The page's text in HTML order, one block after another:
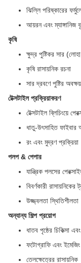
ঝিল্লি পরিষ্কারের
আয়রন এবং ম্যাঙ্গানিজ
কৃষি
ক্ষুদ্র পুষ্টিকর সার
কৃষি রাসায়নিক রচনা
সার দ্রবণে পুষ্টির
টেক্সটাইল প্রক্রিয়াকরণ
টেক্সটাইল ব্লিচিংয়ে
ধাতু-উৎসাহিত ফাইবার
রং এবং মুদ্রণ প্রক্রিয়া
পলপ & পেপার
যান্ত্রিক পলসের
বিবর্ণকারী
উজ্জ্বলতা স্থিতিশীলতা
অন্যান্য শিল্প প্রয়োগ
ধাতব পৃষ্ঠের চিকিত্সা
ফটোগ্রাফি এবং ইমেজিং
তেলক্ষেত্রের রাসায়নিক